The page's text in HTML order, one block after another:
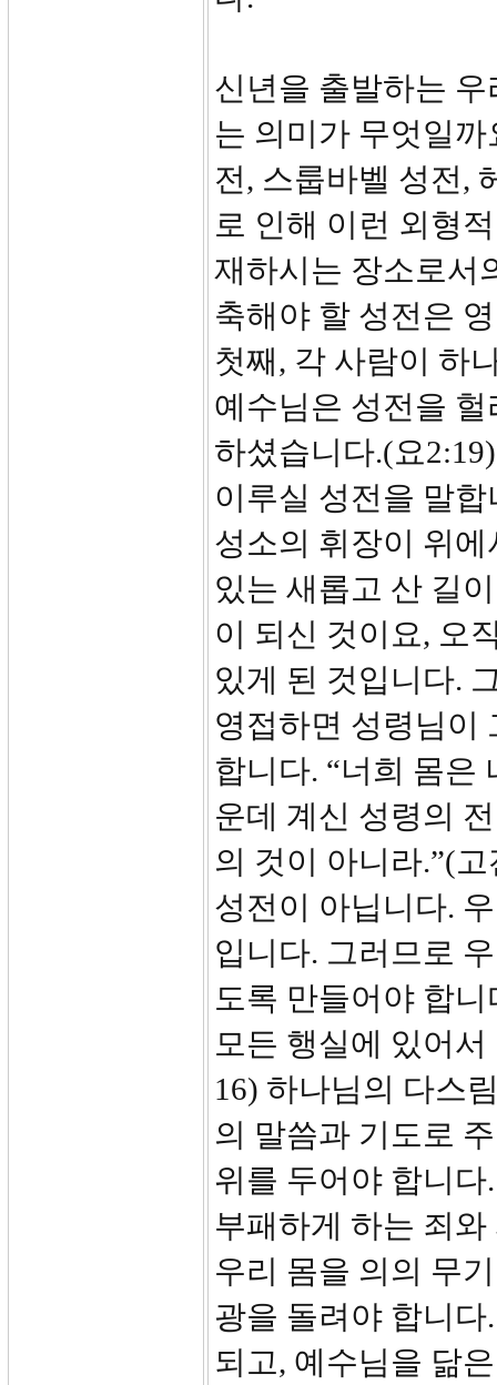
신년을 출발하는
는 의미가 무엇일
전, 스룹바벨 성전,
로 인해 이런 외형
재하시는 장소로서
축해야 할 성전은
첫째, 각 사람이 하
예수님은 성전을
하셨습니다.(요
이루실 성전을 말
성소의 휘장이 위
있는 새롭고 산 길
이 되신 것이요, 오
있게 된 것입니다.
영접하면 성령님이
합니다. “너희 몸은
운데 계신 성령의
의 것이 아니라.”(
성전이 아닙니다.
입니다. 그러므로
도록 만들어야 합
모든 행실에 있어
16) 하나님의 다스
의 말씀과 기도로
위를 두어야 합니
부패하게 하는 죄
우리 몸을 의의 무
광을 돌려야 합니
되고, 예수님을 닮